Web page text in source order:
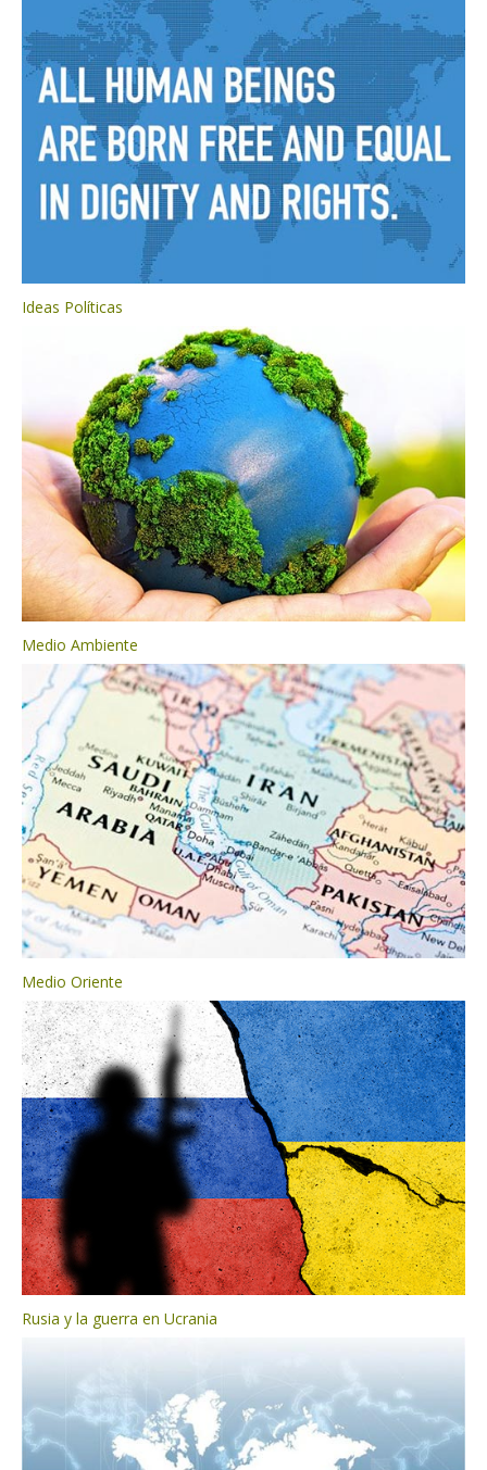
Ideas Políticas
Medio Ambiente
Medio Oriente
Rusia y la guerra en Ucrania